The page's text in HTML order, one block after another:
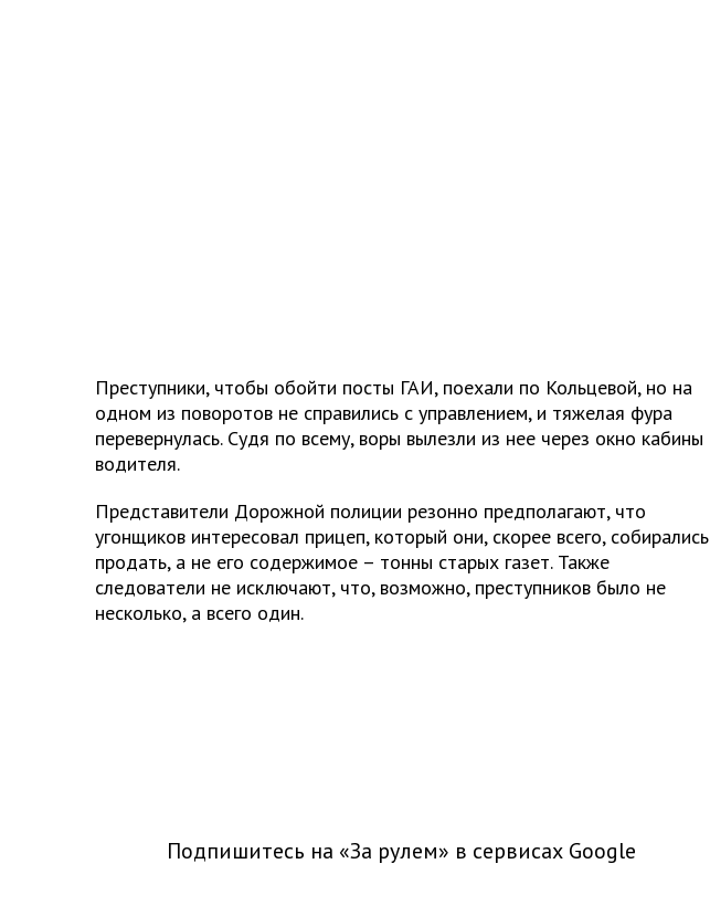
Преступники, чтобы обойти посты ГАИ, поехали по Кольцевой, но на
одном из поворотов не справились с управлением, и тяжелая фура
перевернулась. Судя по всему, воры вылезли из нее через окно кабины
водителя.
Представители Дорожной полиции резонно предполагают, что
угонщиков интересовал прицеп, который они, скорее всего, собирались
продать, а не его содержимое – тонны старых газет. Также
следователи не исключают, что, возможно, преступников было не
несколько, а всего один.
Подпишитесь на «За рулем» в сервисах Google